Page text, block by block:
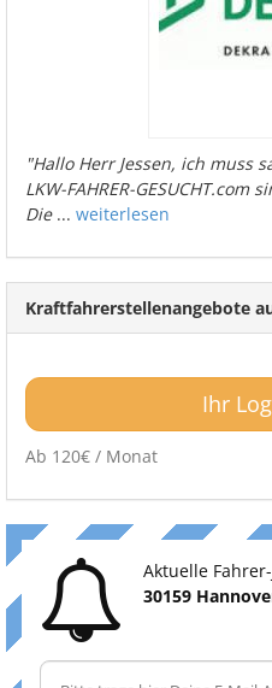
"Hallo Herr Jessen, ich muss
LKW-FAHRER-
Die... weiterlesen
Kraftfahrerstellenangebote
Ihr
Ab 120€ / Monat
Aktuelle
30159